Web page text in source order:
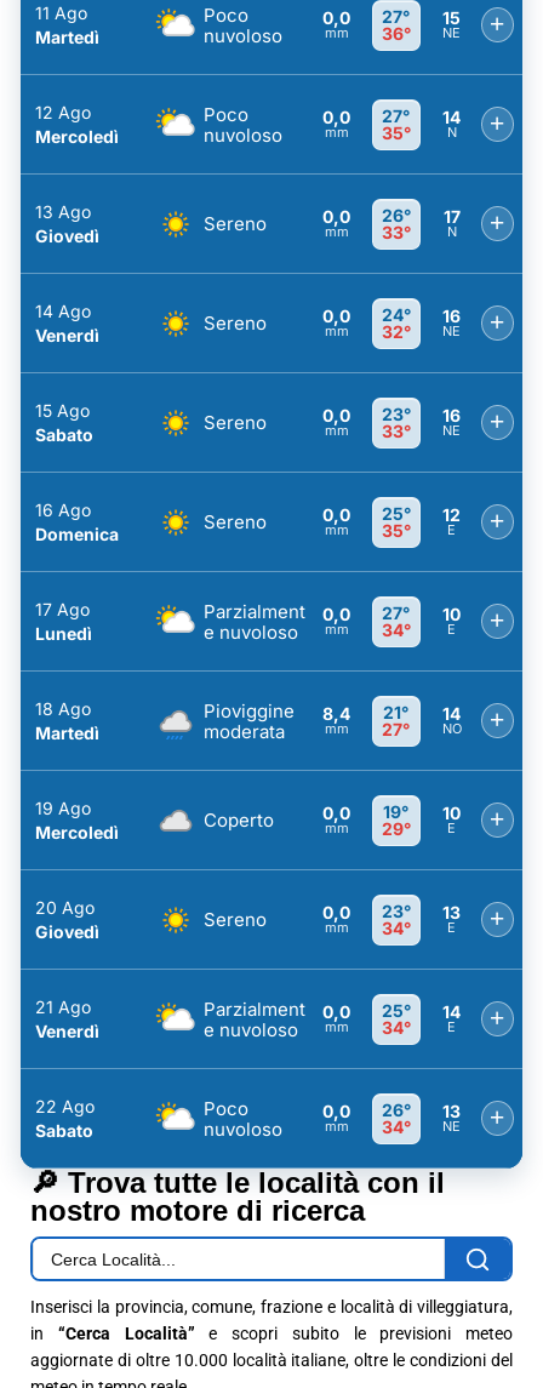
11 Ago
Martedì
Poco
nuvoloso
0,0
mm
27°
36°
15
NE +
12 Ago
Mercoledì
Poco
nuvoloso
0,0
mm
27°
35°
14
N +
13 Ago
Giovedì
Sereno 0,0
mm
26°
33°
17
N +
14 Ago
Venerdì
Sereno 0,0
mm
24°
32°
16
NE +
15 Ago
Sabato
Sereno 0,0
mm
23°
33°
16
NE +
16 Ago
Domenica
Sereno 0,0
mm
25°
35°
12
E +
17 Ago
Lunedì
Parzialment
e nuvoloso
0,0
mm
27°
34°
10
E +
18 Ago
Martedì
Pioviggine
moderata
8,4
mm
21°
27°
14
NO +
19 Ago
Mercoledì
Coperto 0,0
mm
19°
29°
10
E +
20 Ago
Giovedì
Sereno 0,0
mm
23°
34°
13
E +
21 Ago
Venerdì
Parzialment
e nuvoloso
0,0
mm
25°
34°
14
E +
22 Ago
Sabato
Poco
nuvoloso
0,0
mm
26°
34°
13
NE +
🔎 Trova tutte le località con il
nostro motore di ricerca
Inserisci la provincia, comune, frazione e località di villeggiatura,
in “Cerca Località” e scopri subito le previsioni meteo
aggiornate di oltre 10.000 località italiane, oltre le condizioni del